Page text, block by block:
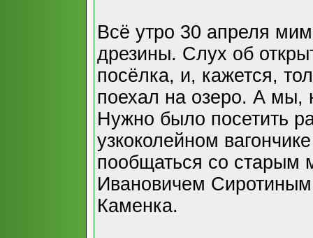
Всё утро 30 апреля
дрезины. Слух об
посёлка, и, кажется,
поехал на озеро. А мы,
Нужно было посетить
узкоколейном
пообщаться со
Ивановичем
Каменка.